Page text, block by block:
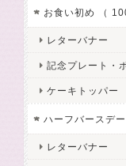
お食い初め （
レターバナー
記念プレート・
ケーキトッパー
ハーフバースデー
レターバナー